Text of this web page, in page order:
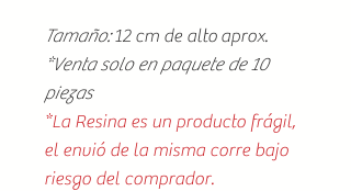
Tamaño:12 cm de alto aprox.
*Venta solo en paquete de 10
piezas
*La Resina es un producto frágil,
el envió de la misma corre bajo
riesgo del comprador.